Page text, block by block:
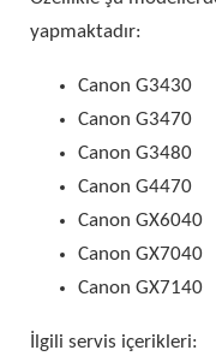
yapmaktadır:
Canon G3430
Canon G3470
Canon G3480
Canon G4470
Canon GX6040
Canon GX7040
Canon GX7140
İlgili servis içerikleri: